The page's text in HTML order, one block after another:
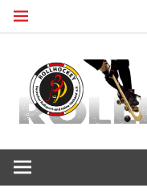
Zum